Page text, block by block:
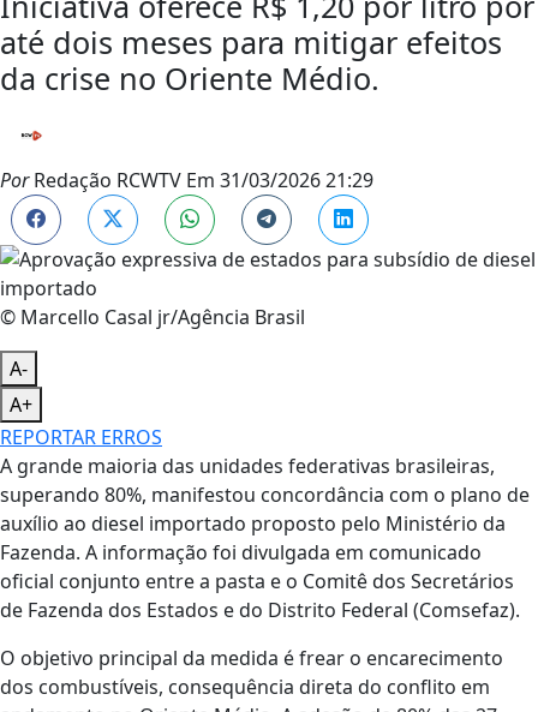
até dois meses para mitigar efeitos
da crise no Oriente Médio.
PorRedação RCWTV Em 31/03/2026 21:29
© Marcello Casal jr/Agência Brasil
A-
A+
REPORTAR ERROS
A grande maioria das unidades federativas brasileiras,
superando 80%, manifestou concordância com o plano de
auxílio ao diesel importado proposto pelo Ministério da
Fazenda. A informação foi divulgada em comunicado
oficial conjunto entre a pasta e o Comitê dos Secretários
de Fazenda dos Estados e do Distrito Federal (Comsefaz).
O objetivo principal da medida é frear o encarecimento
dos combustíveis, consequência direta do conflito em